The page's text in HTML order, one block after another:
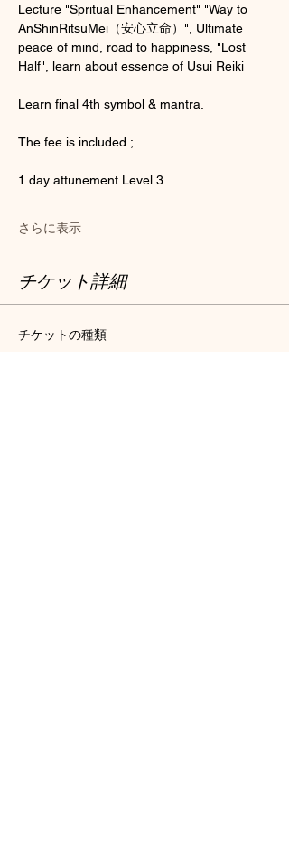
Lecture "Spritual Enhancement" "Way to
AnShinRitsuMei（安心立命）", Ultimate
peace of mind, road to happiness, "Lost
Half", learn about essence of Usui Reiki
Learn final 4th symbol & mantra.
The fee is included ;
1 day attunement Level 3
さらに表示
チケット詳細
チケットの種類